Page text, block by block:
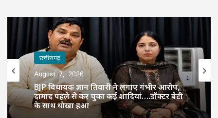
छत्तीसगढ़
August 7, 2026
BJP विधायक ज्ञान तिवारी ने लगाए गंभीर आरोप,
दामाद पहले से कर चुका कई शादियां….डॉक्टर बेटी
के साथ धोखा हुआ